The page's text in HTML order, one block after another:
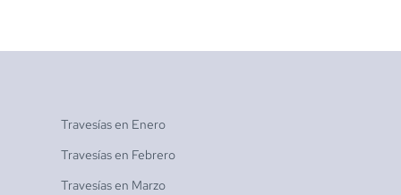
Travesías en Enero
Travesías en Febrero
Travesías en Marzo